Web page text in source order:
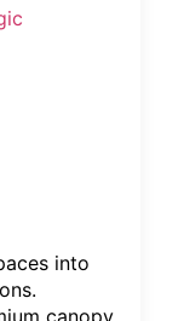
into
canopy